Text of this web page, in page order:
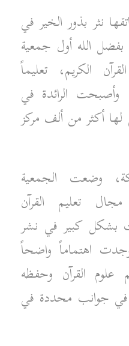
نثر بذور الخير في
الله أول جمعية
الكريم، تعليماً
وأصبحت الرائدة في
أكثر من ألف مركز
وضعت الجمعية
تعليم القرآن
كبير في نشر
اهتماماً واضحاً
القرآن وحفظه
جوانب محددة في